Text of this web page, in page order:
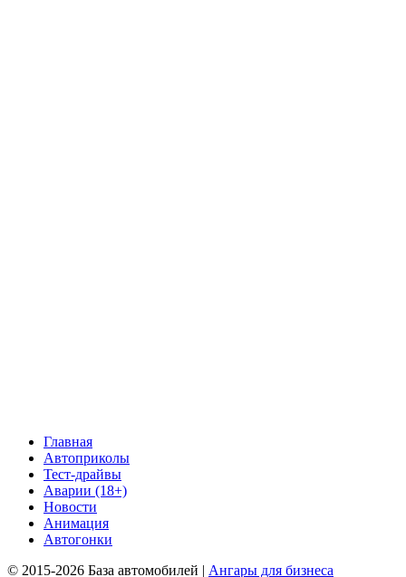
Главная
Автоприколы
Тест-драйвы
Аварии (18+)
Новости
Анимация
Автогонки
© 2015-2026 База автомобилей | Ангары для бизнеса